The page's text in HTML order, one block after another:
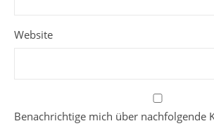
Website
Benachrichtige mich über nachfolgende